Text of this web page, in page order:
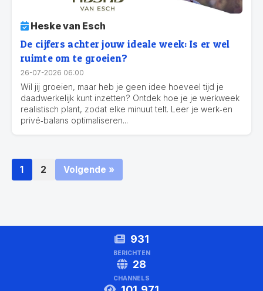
Heske van Esch
De cijfers achter jouw ideale week: Is er wel
ruimte om te groeien?
26-07-2026 06:00
Wil jij groeien, maar heb je geen idee hoeveel tijd je
daadwerkelijk kunt inzetten? Ontdek hoe je je werkweek
realistisch plant, zodat elke minuut telt. Leer je werk‑en
privé‑balans optimaliseren...
1 2 Volgende »
931
BERICHTEN
28
CHANNELS